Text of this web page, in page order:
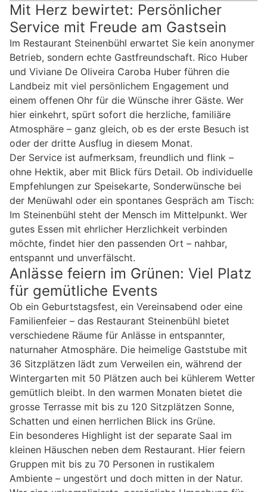
Mit Herz bewirtet: Persönlicher
Service mit Freude am Gastsein
Im Restaurant Steinenbühl erwartet Sie kein anonymer
Betrieb, sondern echte Gastfreundschaft. Rico Huber
und Viviane De Oliveira Caroba Huber führen die
Landbeiz mit viel persönlichem Engagement und
einem offenen Ohr für die Wünsche ihrer Gäste. Wer
hier einkehrt, spürt sofort die herzliche, familiäre
Atmosphäre – ganz gleich, ob es der erste Besuch ist
oder der dritte Ausflug in diesem Monat.
Der Service ist aufmerksam, freundlich und flink –
ohne Hektik, aber mit Blick fürs Detail. Ob individuelle
Empfehlungen zur Speisekarte, Sonderwünsche bei
der Menüwahl oder ein spontanes Gespräch am Tisch:
Im Steinenbühl steht der Mensch im Mittelpunkt. Wer
gutes Essen mit ehrlicher Herzlichkeit verbinden
möchte, findet hier den passenden Ort – nahbar,
entspannt und unverfälscht.
Anlässe feiern im Grünen: Viel Platz
für gemütliche Events
Ob ein Geburtstagsfest, ein Vereinsabend oder eine
Familienfeier – das Restaurant Steinenbühl bietet
verschiedene Räume für Anlässe in entspannter,
naturnaher Atmosphäre. Die heimelige Gaststube mit
36 Sitzplätzen lädt zum Verweilen ein, während der
Wintergarten mit 50 Plätzen auch bei kühlerem Wetter
gemütlich bleibt. In den warmen Monaten bietet die
grosse Terrasse mit bis zu 120 Sitzplätzen Sonne,
Schatten und einen herrlichen Blick ins Grüne.
Ein besonderes Highlight ist der separate Saal im
kleinen Häuschen neben dem Restaurant. Hier feiern
Gruppen mit bis zu 70 Personen in rustikalem
Ambiente – ungestört und doch mitten in der Natur.